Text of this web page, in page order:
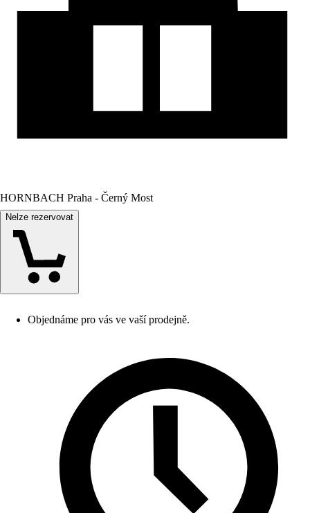
HORNBACH Praha - Černý Most
Nelze rezervovat
Objednáme pro vás ve vaší prodejně.